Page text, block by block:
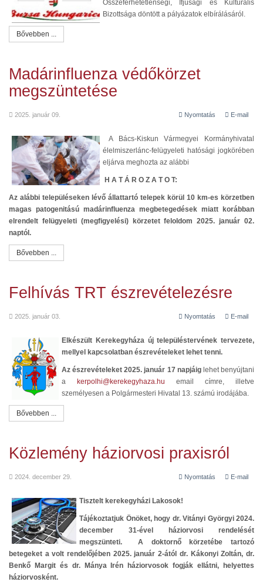
Összeférhetetlenségi, Ifjúsági és Kulturális
Bizottsága döntött a pályázatok elbírálásáról.
Bővebben ...
Madárinfluenza védőkörzet
megszüntetése
Nyomtatás E-mail
2025. január 09.
A Bács-Kiskun Vármegyei Kormányhivatal
élelmiszerlánc-felügyeleti hatósági jogkörében
eljárva meghozta az alábbi
H A T Á R O Z A T O T:
Az alábbi településeken lévő állattartó telepek körül 10 km-es körzetben
magas patogenitású madárinfluenza megbetegedések miatt korábban
elrendelt felügyeleti (megfigyelési) körzetet feloldom 2025. január 02.
naptól.
Bővebben ...
Felhívás TRT észrevételezésre
Nyomtatás E-mail
2025. január 03.
Elkészült Kerekegyháza új településtervének tervezete,
mellyel kapcsolatban észrevételeket lehet tenni.
Az észrevételeket 2025. január 17 napjáig lehet benyújtani
a kerpolhi@kerekegyhaza.hu email címre, illetve
személyesen a Polgármesteri Hivatal 13. számú irodájába.
Bővebben ...
Közlemény háziorvosi praxisról
Nyomtatás E-mail
2024. december 29.
Tisztelt kerekegyházi Lakosok!
Tájékoztatjuk Önöket, hogy dr. Vitányi Györgyi 2024.
december 31-ével háziorvosi rendelését
megszünteti. A doktornő körzetébe tartozó
betegeket a volt rendelőjében 2025. január 2-ától dr. Kákonyi Zoltán, dr.
Benkő Margit és dr. Mánya Irén háziorvosok fogják ellátni, helyettes
háziorvosként.